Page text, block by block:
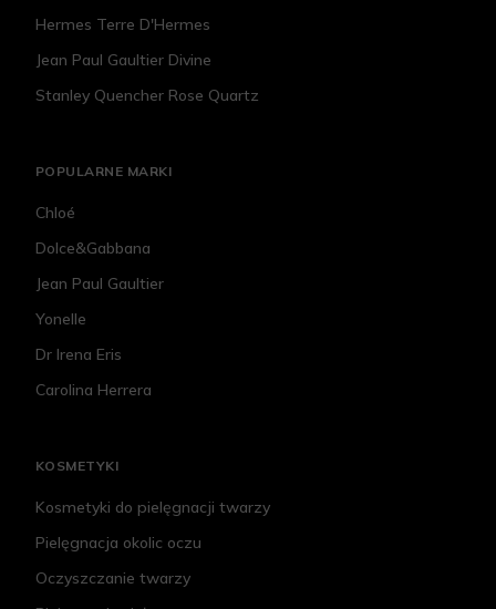
Hermes Terre D'Hermes
Jean Paul Gaultier Divine
Stanley Quencher Rose Quartz
POPULARNE MARKI
Chloé
Dolce&Gabbana
Jean Paul Gaultier
Yonelle
Dr Irena Eris
Carolina Herrera
KOSMETYKI
Kosmetyki do pielęgnacji twarzy
Pielęgnacja okolic oczu
Oczyszczanie twarzy